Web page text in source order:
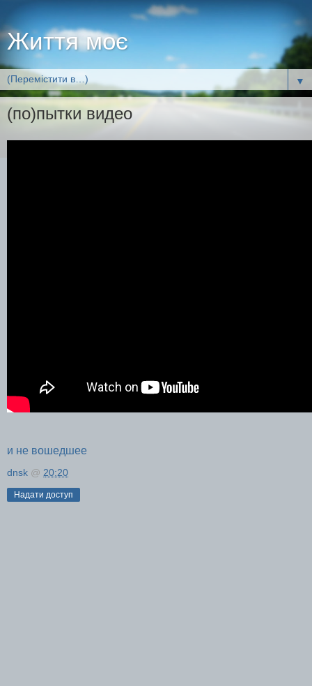
Життя моє
▼
(по)пытки видео
и не вошедшее
dnsk @ 20:20
Надати доступ